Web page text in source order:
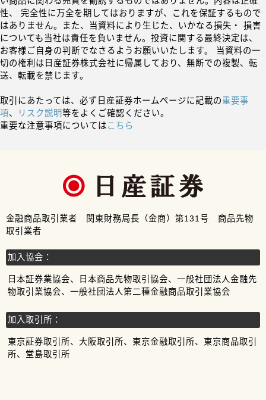
性、 完全性に万全を期してはおりますが、これを保証するもので
はありません。また、当資料により生じた、いかなる損失・ 損害
についても当社は責任を負いません。投資に関する最終決定は、
お客様ご自身の判断でなさるようお願いいたします。 当資料の一
切の権利は日産証券株式会社に帰属しており、無断での複製、転
送、転載を禁じます。
取引にあたっては、必ず日産証券ホームページに記載の重要事
項、 リスク説明等をよくご確認ください。
重要な注意事項についてはこちら
金融商品取引業者 関東財務局長（金商）第131号 商品先物
取引業者
加入協会：
日本証券業協会、日本商品先物取引協会、一般社団法人金融先
物取引業協会、一般社団法人第二種金融商品取引業協会
加入取引所：
東京証券取引所、大阪取引所、東京金融取引所、東京商品取引
所、堂島取引所